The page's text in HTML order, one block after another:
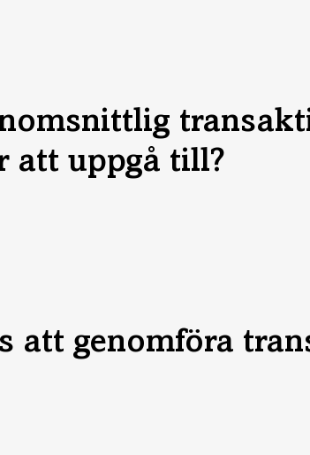
att uppgå till?
att genomföra